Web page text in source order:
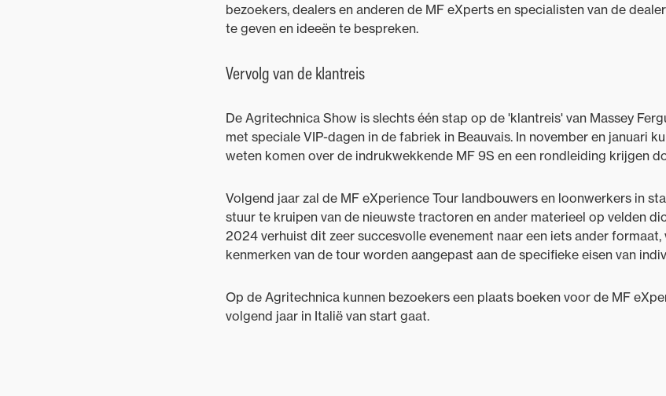
bezoekers, dealers en anderen de MF eXperts en specialisten van de
te geven en ideeën te bespreken.
Vervolg van de klantreis
De Agritechnica Show is slechts één stap op de 'klantreis' van Massey
met speciale VIP-dagen in de fabriek in Beauvais. In november en januari
weten komen over de indrukwekkende MF 9S en een rondleiding krijgen
Volgend jaar zal de MF eXperience Tour landbouwers en loonwerkers in
stuur te kruipen van de nieuwste tractoren en ander materieel op velden
2024 verhuist dit zeer succesvolle evenement naar een iets ander
kenmerken van de tour worden aangepast aan de specifieke eisen van
Op de Agritechnica kunnen bezoekers een plaats boeken voor de MF
volgend jaar in Italië van start gaat.